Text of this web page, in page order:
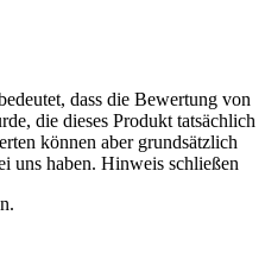
dass die Bewertung von
die dieses Produkt tatsächlich
können aber grundsätzlich
uns haben. Hinweis schließen